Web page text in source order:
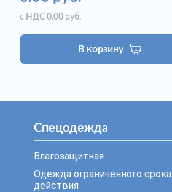
с НДС 0.00 руб.
В корзину
Спецодежда
Влагозащитная
Одежда ограниченного срока
действия